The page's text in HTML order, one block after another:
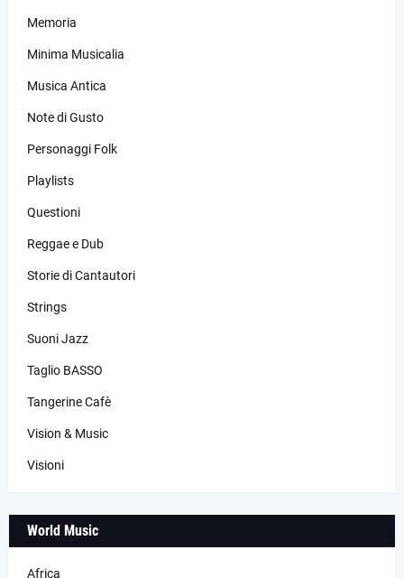
Memoria
Minima Musicalia
Musica Antica
Note di Gusto
Personaggi Folk
Playlists
Questioni
Reggae e Dub
Storie di Cantautori
Strings
Suoni Jazz
Taglio BASSO
Tangerine Cafè
Vision & Music
Visioni
World Music
Africa